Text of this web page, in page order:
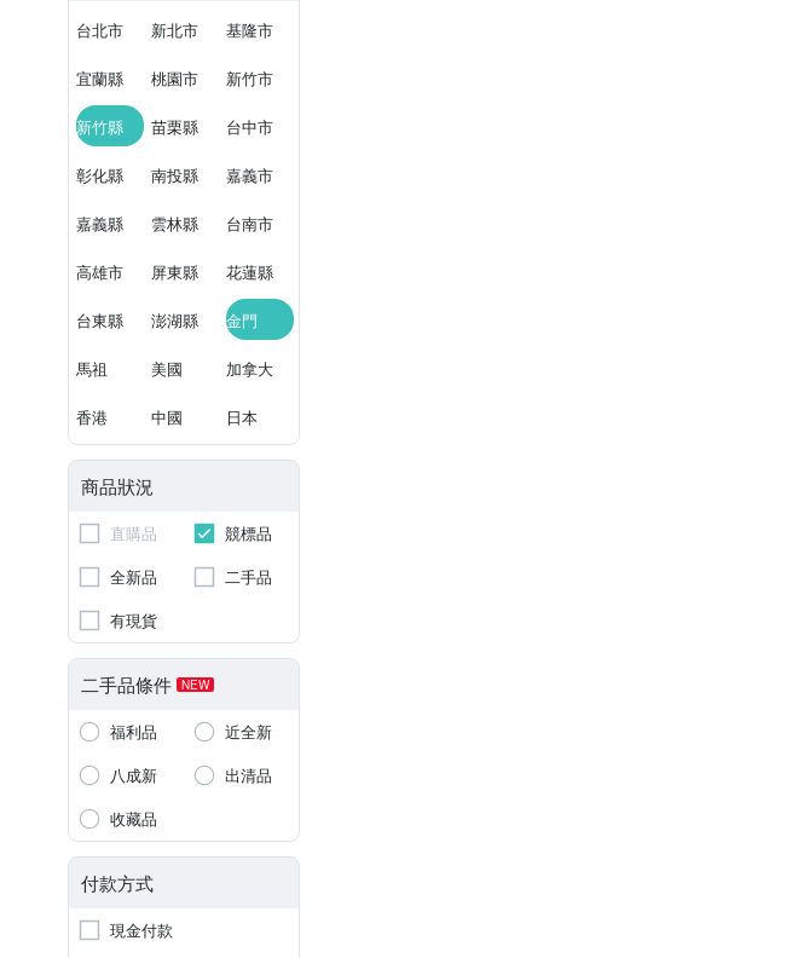
台北市 新北市 基隆市
宜蘭縣 桃園市 新竹市
新竹縣 苗栗縣 台中市
彰化縣 南投縣 嘉義市
嘉義縣 雲林縣 台南市
高雄市 屏東縣 花蓮縣
台東縣 澎湖縣 金門
馬祖 美國 加拿大
香港 中國 日本
商品狀況
直購品
競標品
全新品
二手品
有現貨
二手品條件 NEW
福利品
近全新
八成新
出清品
收藏品
付款方式
現金付款